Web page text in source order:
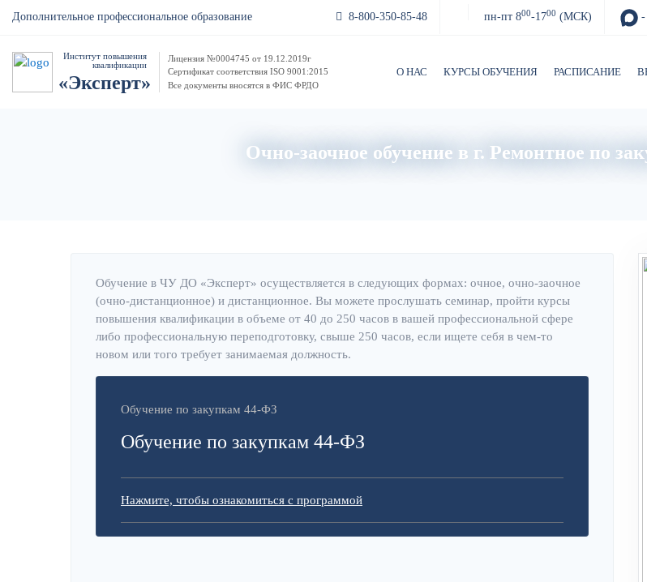
Дополнительное профессиональное образование 8-800-350-85-48 пн-пт 800-1700 (МСК)
Институт повышения
квалификации
«Эксперт»
Лицензия №0004745 от 19.12.2019г
Сертификат соответствия ISO 9001:2015
Все документы вносятся в ФИС ФРДО
О НАС КУРСЫ ОБУЧЕНИЯ РАСПИСАНИЕ
Очно-заочное обучение в г. Ремонтное по
Обучение в ЧУ ДО «Эксперт» осуществляется в следующих формах: очное, очно-заочное
(очно-дистанционное) и дистанционное. Вы можете прослушать семинар, пройти курсы
повышения квалификации в объеме от 40 до 250 часов в вашей профессиональной сфере
либо профессиональную переподготовку, свыше 250 часов, если ищете себя в чем-то
новом или того требует занимаемая должность.
Обучение по закупкам 44-ФЗ
Обучение по закупкам 44-ФЗ
Нажмите, чтобы ознакомиться с программой